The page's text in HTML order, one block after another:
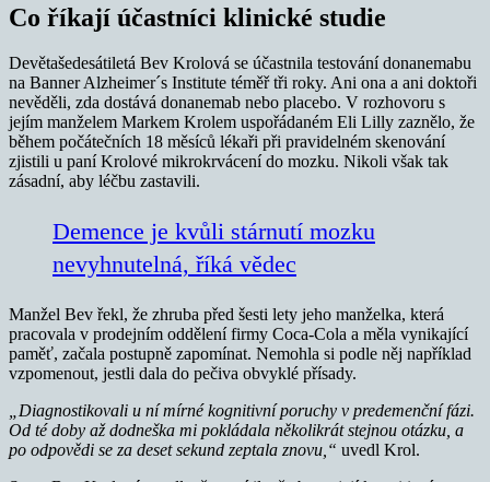
Co říkají účastníci klinické studie
Devětašedesátiletá Bev Krolová se účastnila testování donanemabu
na Banner Alzheimer´s Institute téměř tři roky. Ani ona a ani doktoři
nevěděli, zda dostává donanemab nebo placebo. V rozhovoru s
jejím manželem Markem Krolem uspořádaném Eli Lilly zaznělo, že
během počátečních 18 měsíců lékaři při pravidelném skenování
zjistili u paní Krolové mikrokrvácení do mozku. Nikoli však tak
zásadní, aby léčbu zastavili.
Demence je kvůli stárnutí mozku
nevyhnutelná, říká vědec
Manžel Bev řekl, že zhruba před šesti lety jeho manželka, která
pracovala v prodejním oddělení firmy Coca-Cola a měla vynikající
paměť, začala postupně zapomínat. Nemohla si podle něj například
vzpomenout, jestli dala do pečiva obvyklé přísady.
„Diagnostikovali u ní mírné kognitivní poruchy v predemenční fázi.
Od té doby až dodneška mi pokládala několikrát stejnou otázku, a
po odpovědi se za deset sekund zeptala znovu,“ uvedl Krol.